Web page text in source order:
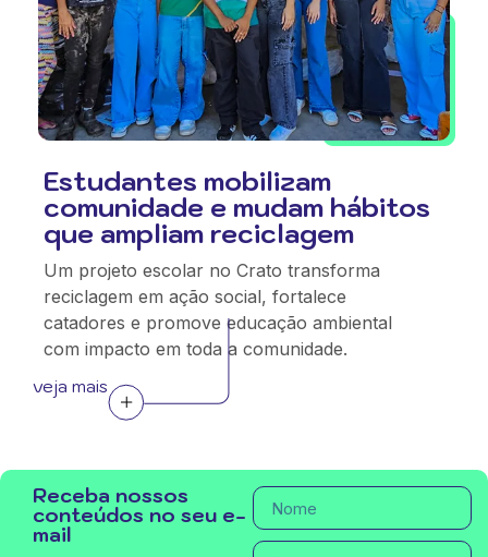
Estudantes mobilizam
comunidade e mudam hábitos
que ampliam reciclagem
Um projeto escolar no Crato transforma
reciclagem em ação social, fortalece
catadores e promove educação ambiental
com impacto em toda a comunidade.
veja mais
Receba nossos
conteúdos no seu e-
mail